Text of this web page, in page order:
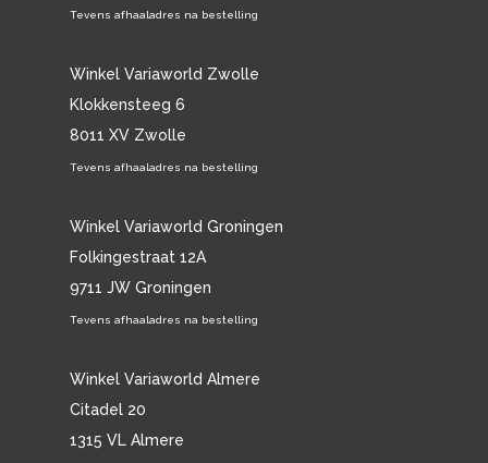
Tevens afhaaladres na bestelling
Winkel Variaworld Zwolle
Klokkensteeg 6
8011 XV Zwolle
Tevens afhaaladres na bestelling
Winkel Variaworld Groningen
Folkingestraat 12A
9711 JW Groningen
Tevens afhaaladres na bestelling
Winkel Variaworld Almere
Citadel 20
1315 VL Almere